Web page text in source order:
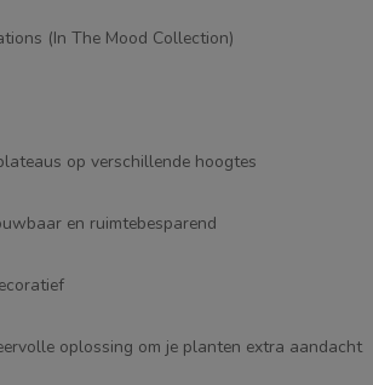
(In The Mood Collection)
op verschillende hoogtes
en ruimtebesparend
oplossing om je planten extra aandacht